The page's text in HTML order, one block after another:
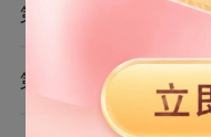
第1章
第2章